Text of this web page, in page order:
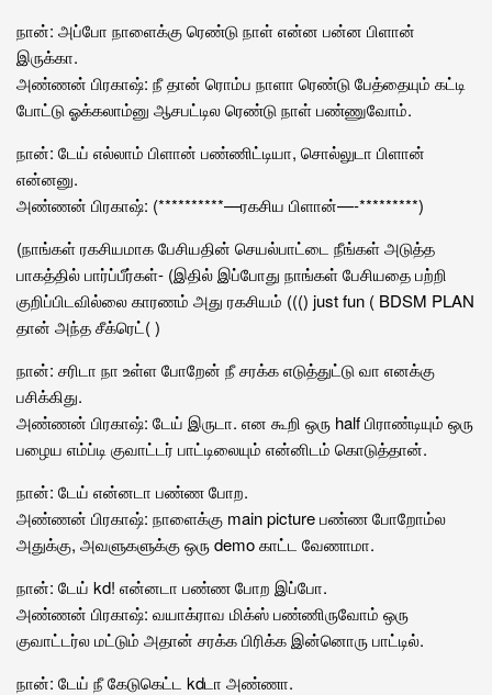
நான்: அப்போ நாளைக்கு ரெண்டு நாள் என்ன பன்ன பிளான்
இருக்கா.
அண்ணன் பிரகாஷ்: நீ தான் ரொம்ப நாளா ரெண்டு பேத்தையும் கட்டி
போட்டு ஓக்கலாம்னு ஆசபட்டில ரெண்டு நாள் பண்ணுவோம்.
நான்: டேய் எல்லாம் பிளான் பண்ணிட்டியா, சொல்லுடா பிளான்
என்னனு.
அண்ணன் பிரகாஷ்: (**********—ரகசிய பிளான்—-*********)
(நாங்கள் ரகசியமாக பேசியதின் செயல்பாட்டை நீங்கள் அடுத்த
பாகத்தில் பார்ப்பீர்கள்- (இதில் இப்போது நாங்கள் பேசியதை பற்றி
குறிப்பிடவில்லை காரணம் அது ரகசியம் ((() just fun ( BDSM PLAN
தான் அந்த சீக்ரெட்( )
நான்: சரிடா நா உள்ள போறேன் நீ சரக்க எடுத்துட்டு வா எனக்கு
பசிக்கிது.
அண்ணன் பிரகாஷ்: டேய் இருடா. என கூறி ஒரு half பிராண்டியும் ஒரு
பழைய எம்ப்டி குவாட்டர் பாட்டிலையும் என்னிடம் கொடுத்தான்.
நான்: டேய் என்னடா பண்ண போற.
அண்ணன் பிரகாஷ்: நாளைக்கு main picture பண்ண போறோம்ல
அதுக்கு, அவளுகளுக்கு ஒரு demo காட்ட வேணாமா.
நான்: டேய் kd! என்னடா பண்ண போற இப்போ.
அண்ணன் பிரகாஷ்: வயாக்ராவ மிக்ஸ் பண்ணிருவோம் ஒரு
குவாட்டர்ல மட்டும் அதான் சரக்க பிரிக்க இன்னொரு பாட்டில்.
நான்: டேய் நீ கேடுகெட்ட kdடா அண்ணா.